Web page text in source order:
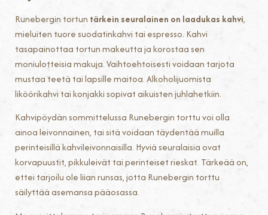
Runebergin tortun tärkein seuralainen on laadukas kahvi,
mieluiten tuore suodatinkahvi tai espresso. Kahvi
tasapainottaa tortun makeutta ja korostaa sen
moniulotteisia makuja. Vaihtoehtoisesti voidaan tarjota
mustaa teetä tai lapsille maitoa. Alkoholijuomista
liköörikahvi tai konjakki sopivat aikuisten juhlahetkiin.
Kahvipöydän sommittelussa Runebergin torttu voi olla
ainoa leivonnainen, tai sitä voidaan täydentää muilla
perinteisillä kahvileivonnaisilla. Hyviä seuralaisia ovat
korvapuustit, pikkuleivät tai perinteiset rieskat. Tärkeää on,
ettei tarjoilu ole liian runsas, jotta Runebergin torttu
säilyttää asemansa pääosassa.